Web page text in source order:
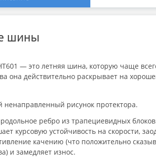
шины
— это летняя шина, которую чаще
она действительно раскрывает на
рисунок протектора.
ребро из трапециевидных
курсовую устойчивость на скорости,
качению (что положительно
и замедляет износ.